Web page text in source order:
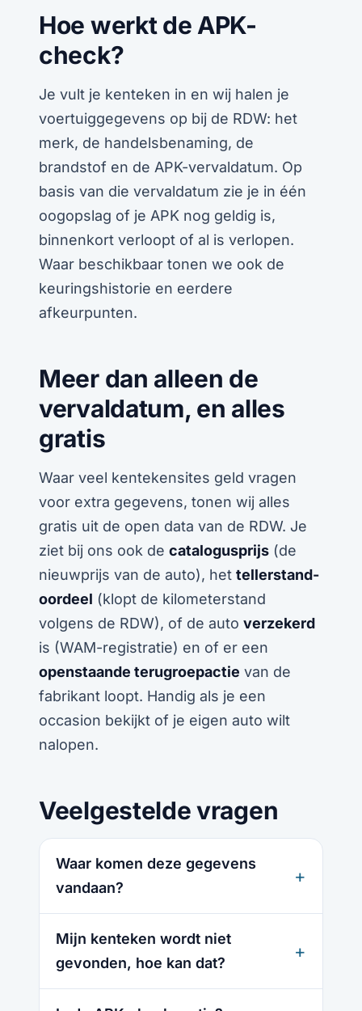
Hoe werkt de APK-
check?
Je vult je kenteken in en wij halen je
voertuiggegevens op bij de RDW: het
merk, de handelsbenaming, de
brandstof en de APK-vervaldatum. Op
basis van die vervaldatum zie je in één
oogopslag of je APK nog geldig is,
binnenkort verloopt of al is verlopen.
Waar beschikbaar tonen we ook de
keuringshistorie en eerdere
afkeurpunten.
Meer dan alleen de
vervaldatum, en alles
gratis
Waar veel kentekensites geld vragen
voor extra gegevens, tonen wij alles
gratis uit de open data van de RDW. Je
ziet bij ons ook de catalogusprijs (de
nieuwprijs van de auto), het tellerstand-
oordeel (klopt de kilometerstand
volgens de RDW), of de auto verzekerd
is (WAM-registratie) en of er een
openstaande terugroepactie van de
fabrikant loopt. Handig als je een
occasion bekijkt of je eigen auto wilt
nalopen.
Veelgestelde vragen
Waar komen deze gegevens
vandaan?
Mijn kenteken wordt niet
gevonden, hoe kan dat?